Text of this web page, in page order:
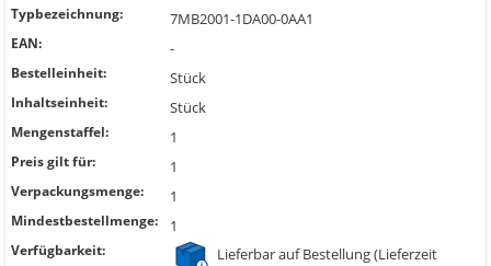
Typbezeichnung: 7MB2001-1DA00-0AA1
EAN: -
Bestelleinheit: Stück
Inhaltseinheit: Stück
Mengenstaffel: 1
Preis gilt für: 1
Verpackungsmenge: 1
Mindestbestellmenge: 1
Verfügbarkeit:
Lieferbar auf Bestellung (Lieferzeit